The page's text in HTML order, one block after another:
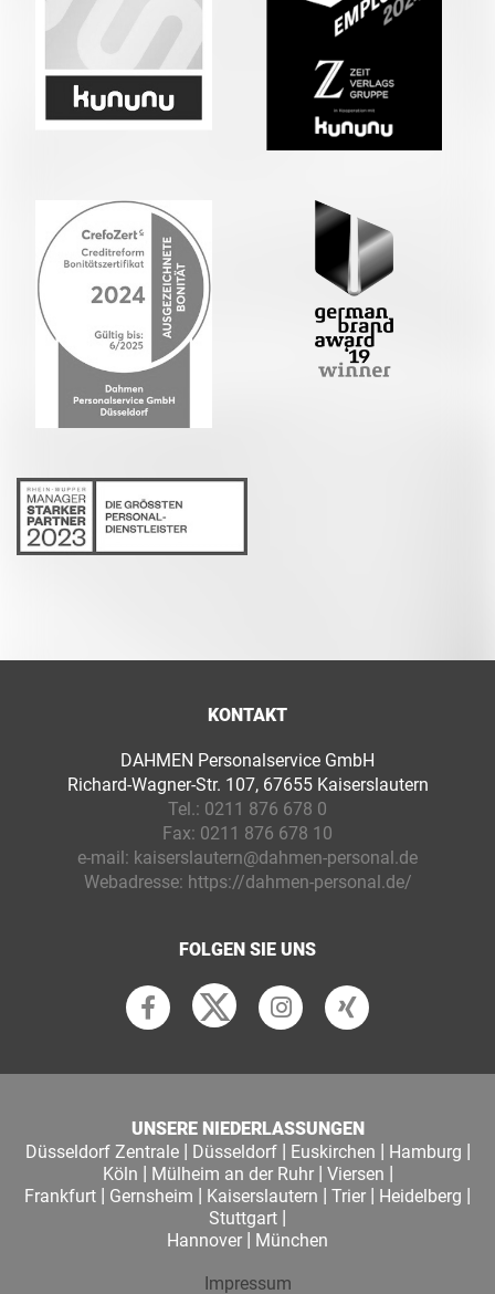
KONTAKT
DAHMEN Personalservice GmbH
Richard-Wagner-Str. 107, 67655 Kaiserslautern
Tel.: 0211 876 678 0
Fax: 0211 876 678 10
e-mail: kaiserslautern@dahmen-personal.de
Webadresse: https://dahmen-personal.de/
FOLGEN SIE UNS
UNSERE NIEDERLASSUNGEN
Düsseldorf Zentrale| Düsseldorf| Euskirchen | Hamburg |
Köln | Mülheim an der Ruhr| Viersen |
Frankfurt | Gernsheim | Kaiserslautern | Trier | Heidelberg |
Stuttgart |
Hannover | München
Impressum